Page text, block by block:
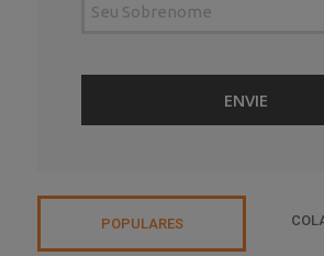
POPULARES